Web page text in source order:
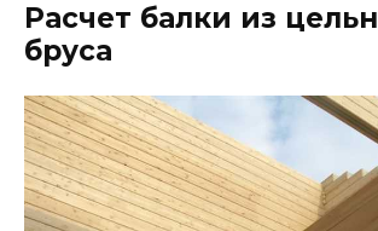
Расчет балки из
бруса